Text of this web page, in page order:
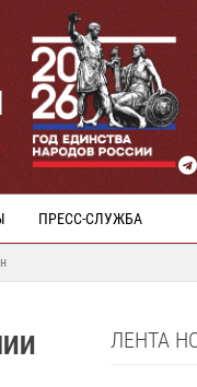
ПРЕСС-СЛУЖБА
ЛЕНТА